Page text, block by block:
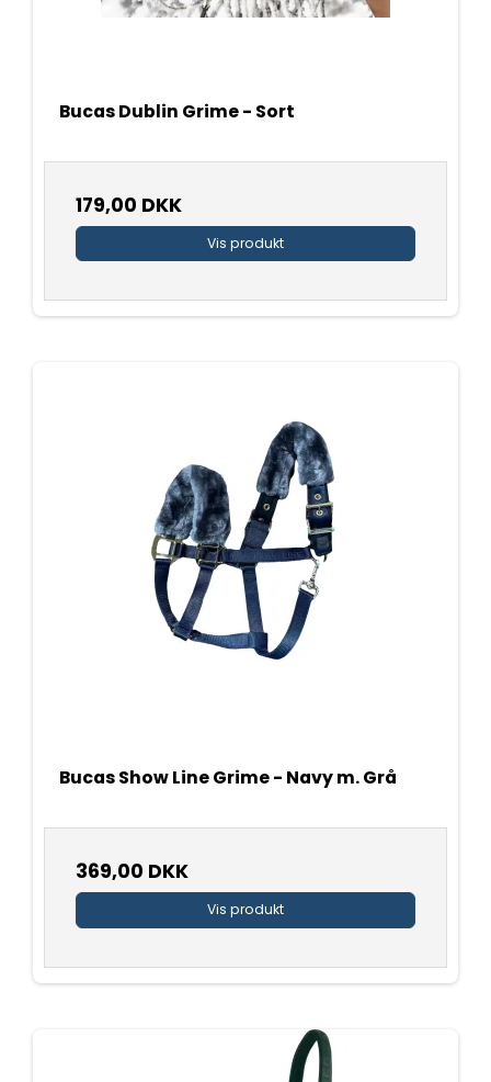
Bucas Dublin Grime - Sort
179,00 DKK
Vis produkt
Bucas Show Line Grime - Navy m. Grå
369,00 DKK
Vis produkt